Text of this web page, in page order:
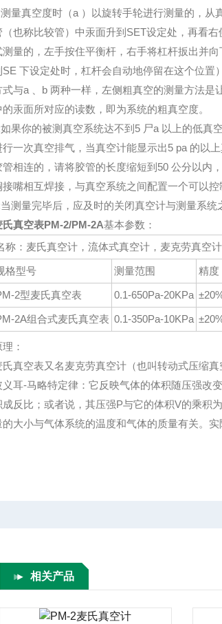
量真空度时（a ）以旋转手轮进行测量的，
（也称比较管）中汞面升到SET设定处，再看
测量的，左手按住平衡杆，右手将杠杆扳出并
SE 下设定处时，杠杆会自动地停留在这个位
式与a 、b 两种一样，左侧粗真空的测量方法是
的汞面所对应的读数，即为系统的粗真空度。
果你的被测真空系统达不到5 尸a 以上的低真
行一次真空排气，当真空计能显示出5 pa 的以
管相连的，请将胶管的长度缩短到50 公分以内
接嘴相互焊接，与真空系统之间配置一个可以
测量完毕后，应及时的关闭真空计与测量系
氏真空表PM-2/PM-2A基本参数：
称：麦氏真空计，流体式真空计，麦克劳真空
格型号 测量范围 精度
2型麦氏真空表 0.1-650Pa-20KPa
2A组合式麦氏真空表 0.1-350Pa-10KPa
理：
氏真空表又名麦克劳真空计（也叫转动式压缩
义耳-马略特定律：它反映气体的体积随压强改
成反比；或者说，其压强P与它的体积V的乘积
的大小与气体系统的温度和气体的质量有关。
相关产品